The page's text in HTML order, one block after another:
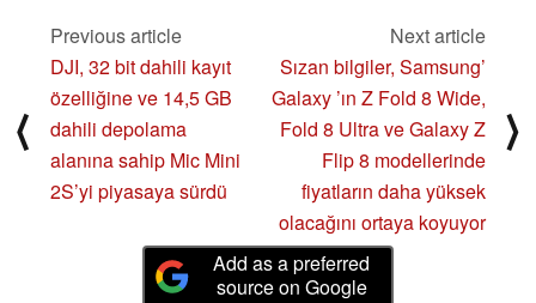
⟨
Previous article
DJI, 32 bit dahili kayıt
özelliğine ve 14,5 GB
dahili depolama
alanına sahip Mic Mini
2S’yi piyasaya sürdü
Next article
Sızan bilgiler, Samsung’
Galaxy ’ın Z Fold 8 Wide,
Fold 8 Ultra ve Galaxy Z
Flip 8 modellerinde
fiyatların daha yüksek
olacağını ortaya koyuyor
⟩
Add as a preferred
source on Google